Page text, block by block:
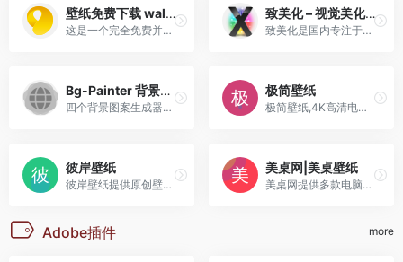
壁纸免费下载 wallspic
这是一个完全免费并且不需要登录的壁纸下载网站
致美化 – 视觉美化研究平台
致美化是国内专注于视觉美化的研究及交流平台，聚集了超过50万的活跃用户，你可以在此个性化你的设备，探索及下载丰富多彩的电脑主题、壁纸、图标、皮肤等酷炫的美化素材及教程。
Bg-Painter 背景图案生成
四个背景图案生成器，每个工具生成的风格均不一样，有需要的小伙伴请自行体验。
极简壁纸
极简壁纸,4K高清电脑桌面壁纸...
彼岸壁纸
彼岸壁纸提供原创壁纸,高清电...
美桌网|美桌壁纸
美桌网提供多款电脑主题、桌...
Adobe插件 more